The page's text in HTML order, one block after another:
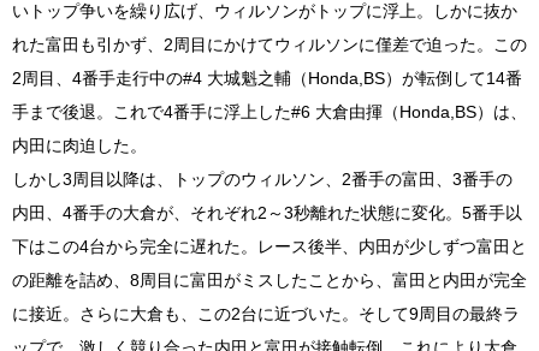
いトップ争いを繰り広げ、ウィルソンがトップに浮上。しかに抜か
れた富田も引かず、2周目にかけてウィルソンに僅差で迫った。この
2周目、4番手走行中の#4 大城魁之輔（Honda,BS）が転倒して14番
手まで後退。これで4番手に浮上した#6 大倉由揮（Honda,BS）は、
内田に肉迫した。
しかし3周目以降は、トップのウィルソン、2番手の富田、3番手の
内田、4番手の大倉が、それぞれ2～3秒離れた状態に変化。5番手以
下はこの4台から完全に遅れた。レース後半、内田が少しずつ富田と
の距離を詰め、8周目に富田がミスしたことから、富田と内田が完全
に接近。さらに大倉も、この2台に近づいた。そして9周目の最終ラ